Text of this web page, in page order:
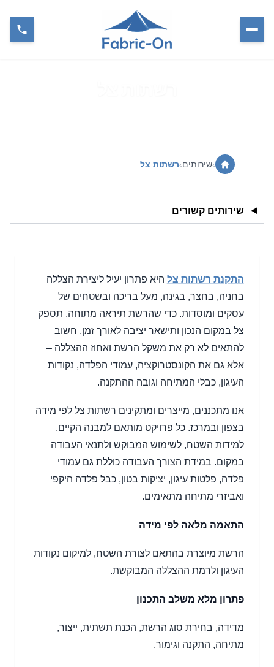
›שירותים›רשתות צל
שירותים קשורים
התקנת רשתות צל היא פתרון יעיל ליצירת הצללה
בחניה, בחצר, בגינה, מעל בריכה ובשטחים של
עסקים ומוסדות. כדי שהרשת תיראה מתוחה, תספק
צל במקום הנכון ותישאר יציבה לאורך זמן, חשוב
להתאים לא רק את משקל הרשת ואחוז ההצללה –
אלא גם את הקונסטרוקציה, עמודי הפלדה, נקודות
העיגון, כבלי המתיחה וגובה ההתקנה.
אנו מתכננים, מייצרים ומתקינים רשתות צל לפי מידה
בצפון ובמרכז. כל פרויקט מותאם למבנה הקיים,
למידות השטח, לשימוש המבוקש ולתנאי העבודה
במקום. במידת הצורך העבודה כוללת גם עמודי
פלדה, פלטות עיגון, יציקות בטון, כבל פלדה היקפי
ואביזרי מתיחה מתאימים.
התאמה מלאה לפי מידה
הרשת מיוצרת בהתאם לצורת השטח, למיקום נקודות
העיגון ולרמת ההצללה המבוקשת.
פתרון מלא משלב התכנון
מדידה, בחירת סוג הרשת, הכנת תשתית, ייצור,
מתיחה, התקנה וגימור.